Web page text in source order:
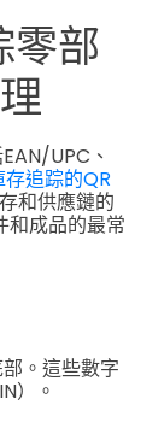
零部
UPC、
追踪的QR
和供應鏈的
和成品的最常
。這些數字
）。